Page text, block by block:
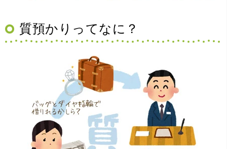
やすくとても良い時間になりました!!満足出来る買取です。
本当に有難う御座います!!
（大阪府寝屋川市）質屋さんは初めてて不安でしたが、他
質預かりってなに？